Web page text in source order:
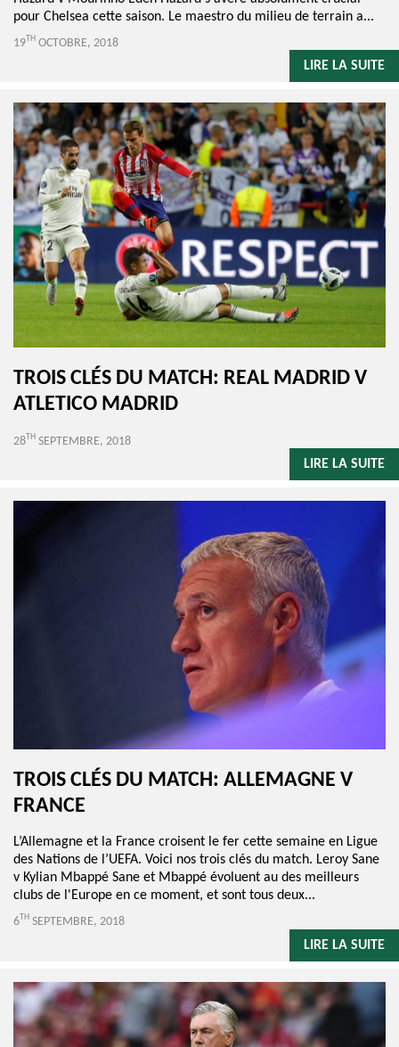
pour Chelsea cette saison. Le maestro du milieu de terrain a...
19TH OCTOBRE, 2018
LIRE LA SUITE
TROIS CLÉS DU MATCH: REAL MADRID V
ATLETICO MADRID
28TH SEPTEMBRE, 2018
LIRE LA SUITE
TROIS CLÉS DU MATCH: ALLEMAGNE V
FRANCE
L’Allemagne et la France croisent le fer cette semaine en Ligue
des Nations de l’UEFA. Voici nos trois clés du match. Leroy Sane
v Kylian Mbappé Sane et Mbappé évoluent au des meilleurs
clubs de l'Europe en ce moment, et sont tous deux...
6TH SEPTEMBRE, 2018
LIRE LA SUITE